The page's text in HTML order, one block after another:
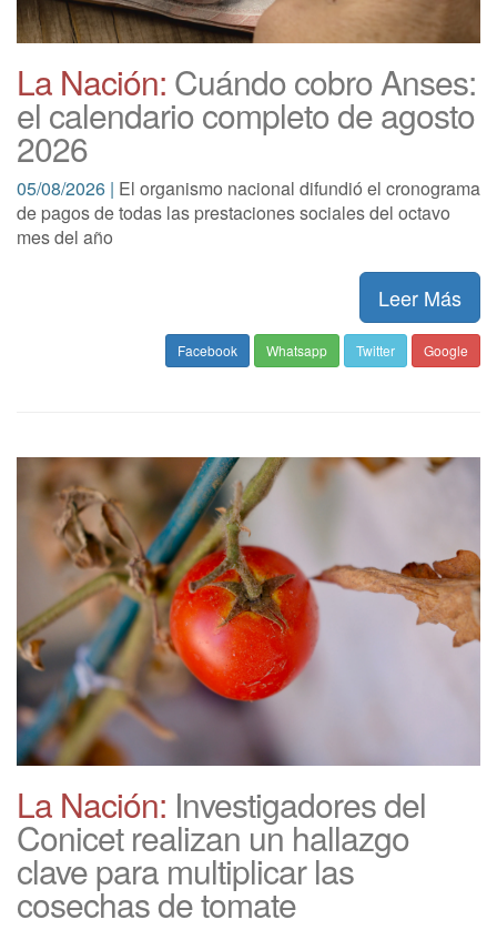
La Nación: Cuándo cobro Anses:
el calendario completo de agosto
2026
05/08/2026 | El organismo nacional difundió el cronograma
de pagos de todas las prestaciones sociales del octavo
mes del año
Leer Más
Facebook Whatsapp Twitter Google
La Nación: Investigadores del
Conicet realizan un hallazgo
clave para multiplicar las
cosechas de tomate